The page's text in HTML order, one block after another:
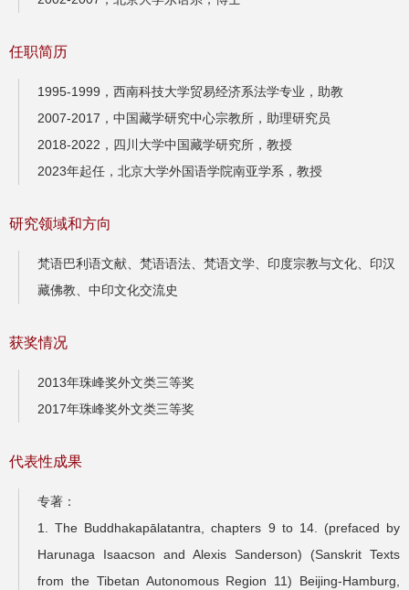
任职简历
1995-1999，西南科技大学贸易经济系法学专业，助教
2007-2017，中国藏学研究中心宗教所，助理研究员
2018-2022，四川大学中国藏学研究所，教授
2023年起任，北京大学外国语学院南亚学系，教授
研究领域和方向
梵语巴利语文献、梵语语法、梵语文学、印度宗教与文化、印汉
藏佛教、中印文化交流史
获奖情况
2013年珠峰奖外文类三等奖
2017年珠峰奖外文类三等奖
代表性成果
专著：
1. The Buddhakapālatantra, chapters 9 to 14. (prefaced by
Harunaga Isaacson and Alexis Sanderson) (Sanskrit Texts
from the Tibetan Autonomous Region 11) Beijing-Hamburg,